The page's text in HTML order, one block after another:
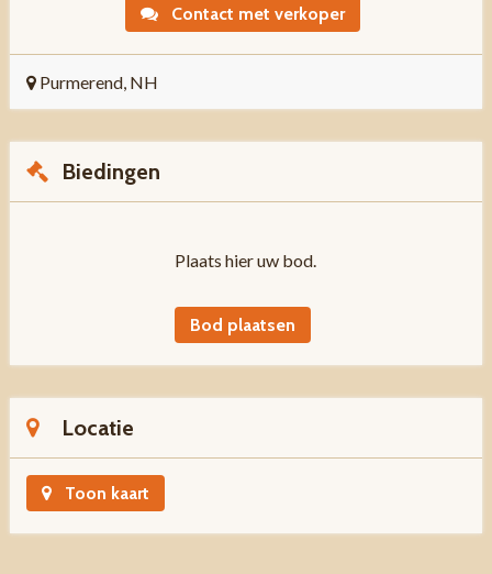
Contact met verkoper
Purmerend, NH
Biedingen
Plaats hier uw bod.
Bod plaatsen
Locatie
Toon kaart